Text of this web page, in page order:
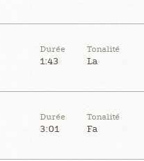
Durée
1:43
Tonalité
La
Durée
3:01
Tonalité
Fa